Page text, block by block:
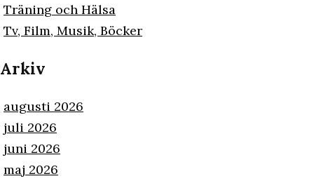
Träning och Hälsa
Tv, Film, Musik, Böcker
Arkiv
augusti 2026
juli 2026
juni 2026
maj 2026